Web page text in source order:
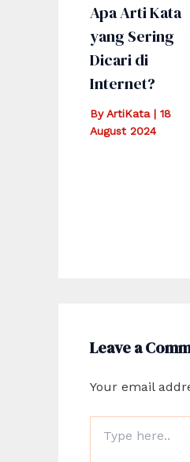
Apa Arti Kata
yang Sering
Dicari di
Internet?
ByArtiKata | 18
August 2024
Leave a
Your email
here..